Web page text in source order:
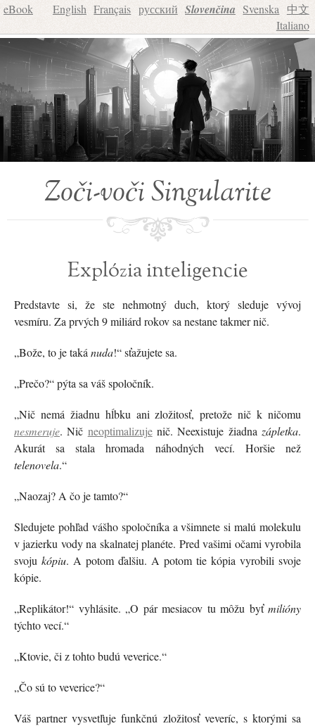
eBook English Français русский Slovenčina Svenska
中文
Italiano
Zoči-voči Singularite
Explózia inteligencie
Predstavte si, že ste nehmotný duch, ktorý sleduje vývoj
vesmíru. Za prvých 9 miliárd rokov sa nestane takmer nič.
„Bože, to je taká nuda!“ sťažujete sa.
„Prečo?“ pýta sa váš spoločník.
„Nič nemá žiadnu hĺbku ani zložitosť, pretože nič k ničomu
nesmeruje. Nič neoptimalizujenič. Neexistuje žiadna zápletka.
Akurát sa stala hromada náhodných vecí. Horšie než
telenovela.“
„Naozaj? A čo je tamto?“
Sledujete pohľad vášho spoločníka a všimnete si malú molekulu
v jazierku vody na skalnatej planéte. Pred vašimi očami vyrobila
svoju kópiu. A potom ďalšiu. A potom tie kópia vyrobili svoje
kópie.
„Replikátor!“ vyhlásite. „O pár mesiacov tu môžu byť milióny
týchto vecí.“
„Ktovie, či z tohto budú veverice.“
„Čo sú to veverice?“
Váš partner vysvetľuje funkčnú zložitosť veveríc, s ktorými sa